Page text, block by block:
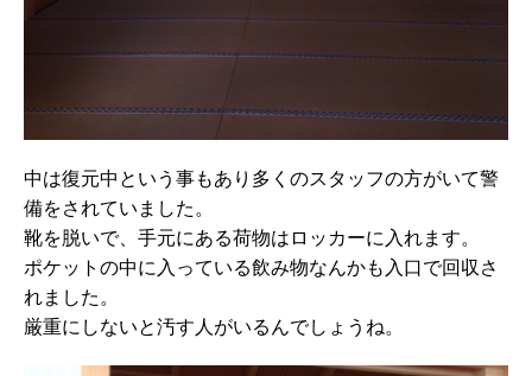
中は復元中という事もあり多くのスタッフの方がいて警
備をされていました。
靴を脱いで、手元にある荷物はロッカーに入れます。
ポケットの中に入っている飲み物なんかも入口で回収さ
れました。
厳重にしないと汚す人がいるんでしょうね。